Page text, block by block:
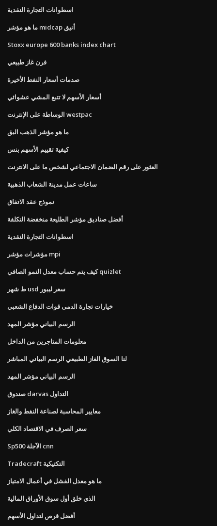
اسطوانات التجارة النقدية
ما هو مؤشر midcap أنيق
Stoxx europe 600 banks index chart
فرن غاز طبيعي
صدمات أسعار النفط الأخيرة
أسعار الأسهم لا تتبع المشي عشوائي
الوساطة على الإنترنت westpac
ما هو مؤشر الذهب البق
كيفية تقييم الأسهم بنس
العثور على رقم الضمان الاجتماعي لشخص ما على الانترنت
ساعات عمل مدينة الشعاب الذهبية
نموذج عقد الاتفاق
أفضل صناديق مؤشر الطليعة منخفضة التكلفة
اسطوانات التجارة النقدية
مؤشرات مؤشر mpi
كيف يتم حساب معدل النمو الصافي quizlet
ط شهر usd سعر ليبور
خيارات تجارة الدمى قوات الدفاع الشعبي
الرسم البياني مؤشر المهد
معلومات المتاجرين من الداخل
لنا السوق الغاز الطبيعي الرسم البياني المباشر
الرسم البياني مؤشر المهد
صندوق darvas التداول
معايير المحاسبة لصناعة النفط والغاز
سعر الصرف في الاقتصاد الكلي
Sp500 الآجلة cnn
Tradecraft التكتيكية
ما هو معدل الفشل في أعمال الامتياز
الذي خلق أول سوق الأوراق المالية
أفضل قرص لتداول الأسهم